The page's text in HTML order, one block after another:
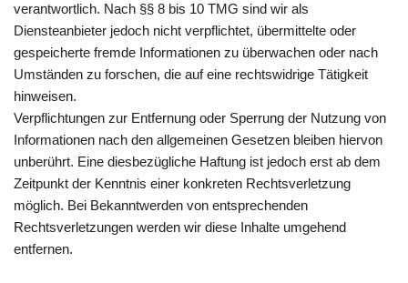
verantwortlich. Nach §§ 8 bis 10 TMG sind wir als
Diensteanbieter jedoch nicht verpflichtet, übermittelte oder
gespeicherte fremde Informationen zu überwachen oder nach
Umständen zu forschen, die auf eine rechtswidrige Tätigkeit
hinweisen.
Verpflichtungen zur Entfernung oder Sperrung der Nutzung von
Informationen nach den allgemeinen Gesetzen bleiben hiervon
unberührt. Eine diesbezügliche Haftung ist jedoch erst ab dem
Zeitpunkt der Kenntnis einer konkreten Rechtsverletzung
möglich. Bei Bekanntwerden von entsprechenden
Rechtsverletzungen werden wir diese Inhalte umgehend
entfernen.